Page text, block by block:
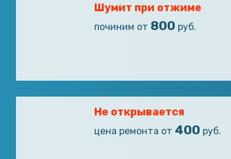
Шумит при отжиме
починим от 800 руб.
Не открывается
цена ремонта от 400 руб.